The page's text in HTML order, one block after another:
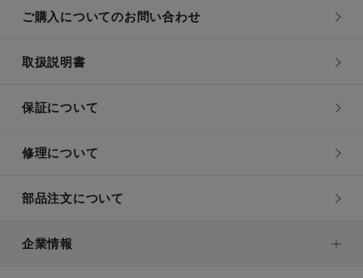
ご購入についてのお問い合わせ
取扱説明書
保証について
修理について
部品注文について
企業情報